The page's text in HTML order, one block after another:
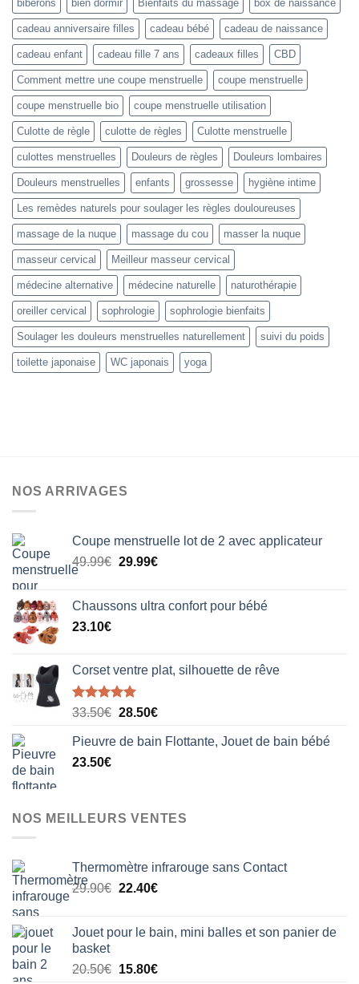
biberons bien dormir Bienfaits du massage box de naissance
cadeau anniversaire filles cadeau bébé cadeau de naissance
cadeau enfant cadeau fille 7 ans cadeaux filles CBD
Comment mettre une coupe menstruelle coupe menstruelle
coupe menstruelle bio coupe menstruelle utilisation
Culotte de règle culotte de règles Culotte menstruelle
culottes menstruelles Douleurs de règles Douleurs lombaires
Douleurs menstruelles enfants grossesse hygiène intime
Les remèdes naturels pour soulager les règles douloureuses
massage de la nuque massage du cou masser la nuque
masseur cervical Meilleur masseur cervical
médecine alternative médecine naturelle naturothérapie
oreiller cervical sophrologie sophrologie bienfaits
Soulager les douleurs menstruelles naturellement suivi du poids
toilette japonaise WC japonais yoga
NOS ARRIVAGES
Coupe menstruelle lot de 2 avec applicateur
49.99€ Le
était :
29.99€Le
est :
Chaussons ultra confort pour bébé
23.10€
Corset ventre plat, silhouette de rêve
Note5.00
33.50€ Le
initial
28.50€Le
actuel
Pieuvre de bain Flottante, Jouet de bain bébé
23.50€
NOS MEILLEURS VENTES
Thermomètre infrarouge sans Contact
29.90€ Le
était :
22.40€Le
est :
Jouet pour le bain, mini balles et son panier de
basket
20.50€ Le
15.80€Le